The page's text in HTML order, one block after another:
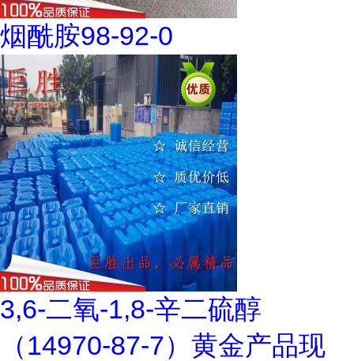
烟酰胺98-92-0
3,6-二氧-1,8-辛二硫醇
（14970-87-7）黄金产品现